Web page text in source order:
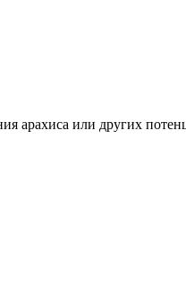
арахиса или других